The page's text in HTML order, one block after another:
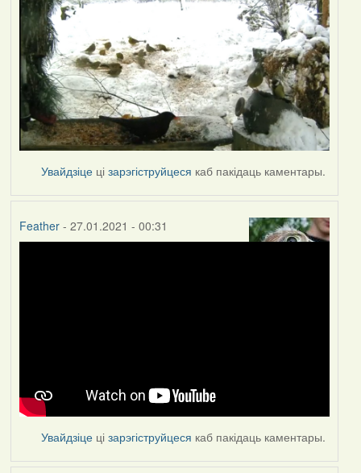
Увайдзіце цізарэгіструйцеся каб пакідаць каментары.
Feather- 27.01.2021 - 00:31
Увайдзіце цізарэгіструйцеся каб пакідаць каментары.